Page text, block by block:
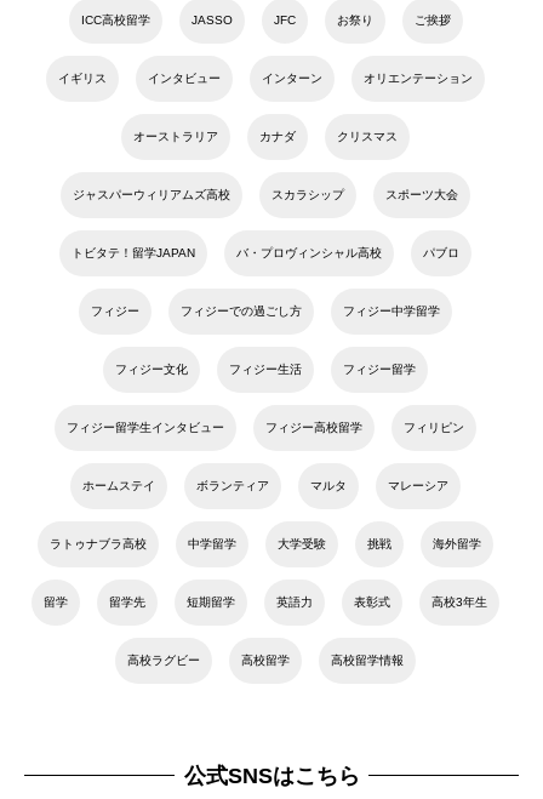
ICC高校留学 JASSO JFC お祭り ご挨拶
イギリス インタビュー インターン オリエンテーション
オーストラリア カナダ クリスマス
ジャスパーウィリアムズ高校 スカラシップ スポーツ大会
トビタテ！留学JAPAN バ・プロヴィンシャル高校 パブロ
フィジー フィジーでの過ごし方 フィジー中学留学
フィジー文化 フィジー生活 フィジー留学
フィジー留学生インタビュー フィジー高校留学 フィリピン
ホームステイ ボランティア マルタ マレーシア
ラトゥナブラ高校 中学留学 大学受験 挑戦 海外留学
留学 留学先 短期留学 英語力 表彰式 高校3年生
高校ラグビー 高校留学 高校留学情報
公式SNSはこちら